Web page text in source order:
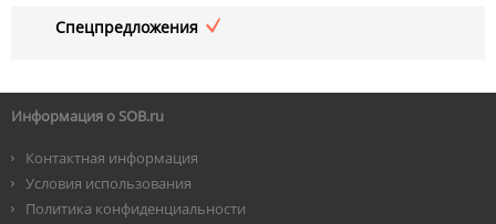
Спецпредложения
Информация о SOB.ru
Контактная информация
Условия использования
Политика конфиденциальности